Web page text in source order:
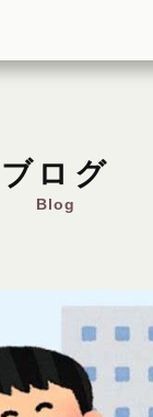
ブログ
Blog